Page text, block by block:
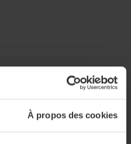
À propos des cookies